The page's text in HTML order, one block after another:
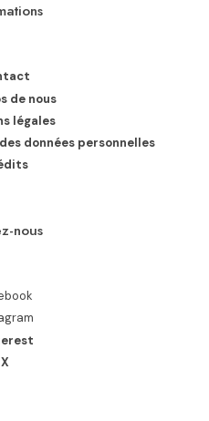
de nous
légales
données personnelles
nous
X